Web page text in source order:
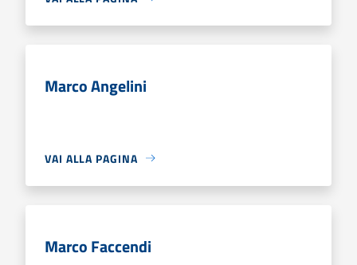
Marco Angelini
VAI ALLA PAGINA
Marco Faccendi